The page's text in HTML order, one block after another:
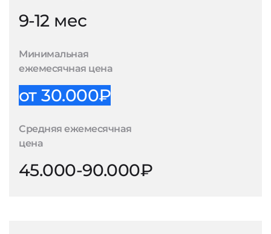
9-12 мес
Минимальная
ежемесячная цена
от 30.000₽
Средняя ежемесячная
цена
45.000-90.000₽